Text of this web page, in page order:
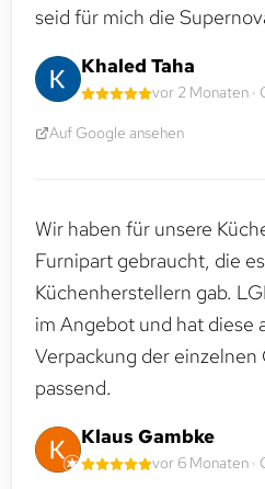
seid für mich die
Khaled Taha
vor 2 Monaten ·
Auf Google ansehen
Wir haben für unsere
Furnipart gebraucht, die
Küchenherstellern gab.
im Angebot und hat diese
Verpackung der
passend.
Klaus Gambke
vor 6 Monaten ·